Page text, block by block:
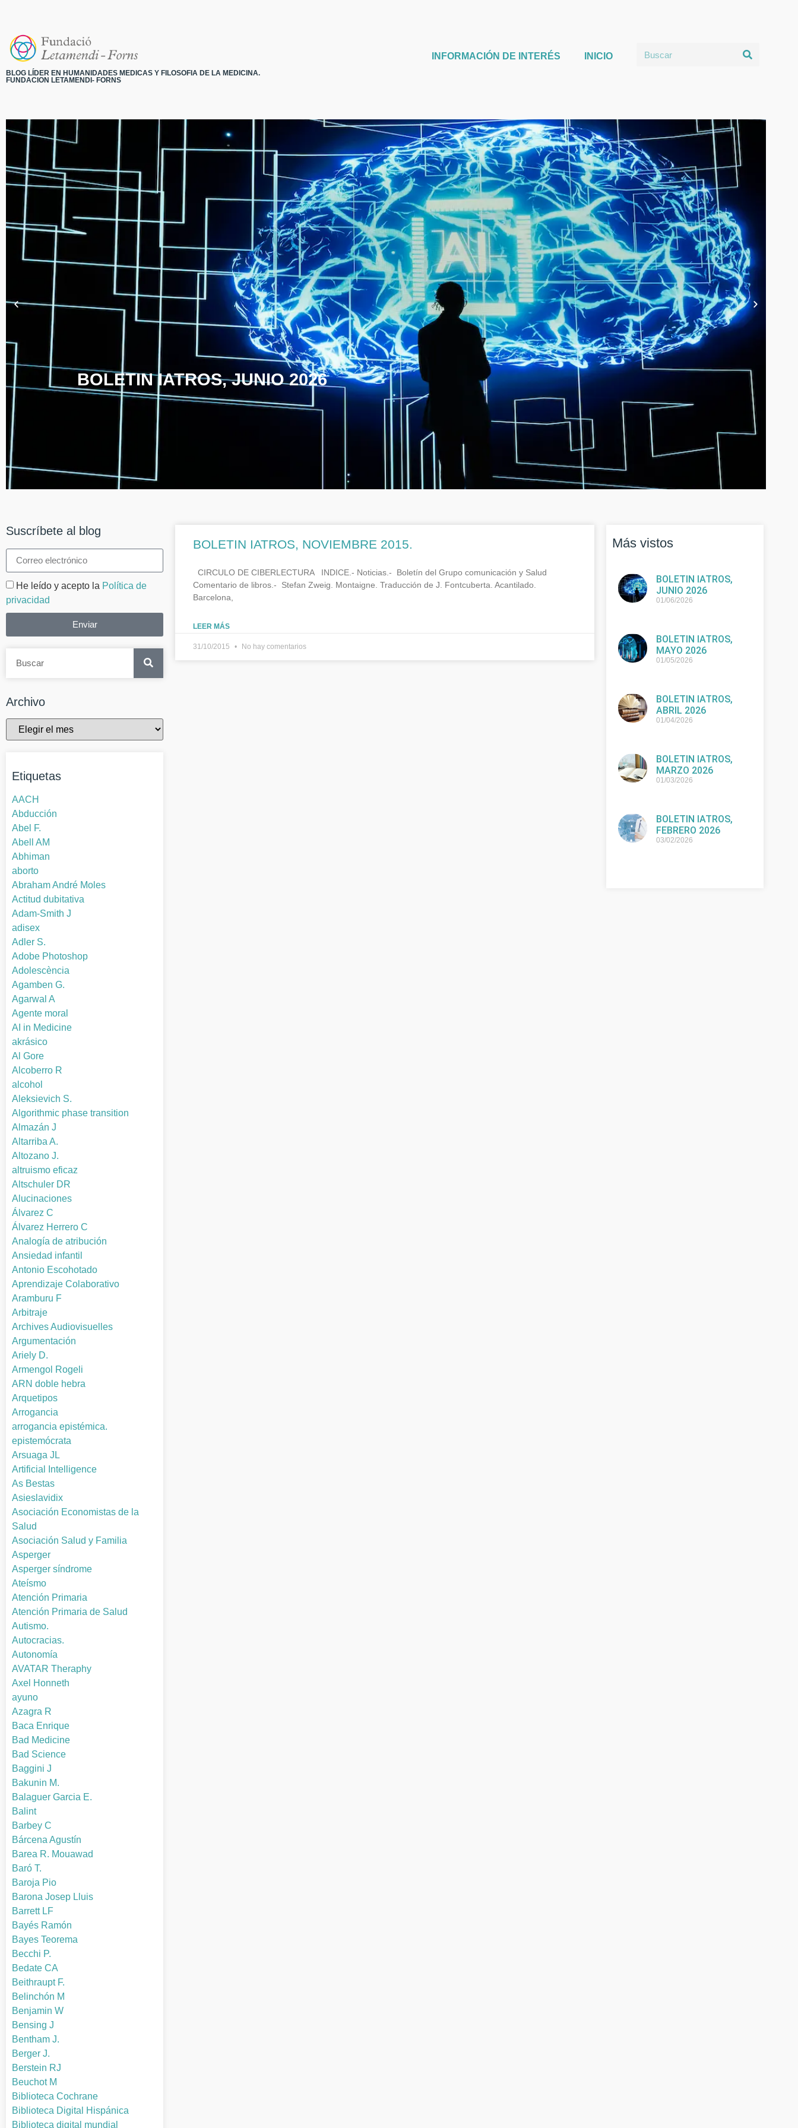
BLOG LÍDER EN HUMANIDADES MEDICAS Y FILOSOFIA DE LA MEDICINA.
FUNDACION LETAMENDI- FORNS
INFORMACIÓN DE INTERÉS INICIO
BOLETIN IATROS, JUNIO 2026
Suscríbete al blog
He leído y acepto la Política de
privacidad
Enviar
Archivo
Etiquetas
AACH
Abducción
Abel F.
Abell AM
Abhiman
aborto
Abraham André Moles
Actitud dubitativa
Adam-Smith J
adisex
Adler S.
Adobe Photoshop
Adolescència
Agamben G.
Agarwal A
Agente moral
AI in Medicine
akrásico
Al Gore
Alcoberro R
alcohol
Aleksievich S.
Algorithmic phase transition
Almazán J
Altarriba A.
Altozano J.
altruismo eficaz
Altschuler DR
Alucinaciones
Álvarez C
Álvarez Herrero C
Analogía de atribución
Ansiedad infantil
Antonio Escohotado
Aprendizaje Colaborativo
Aramburu F
Arbitraje
Archives Audiovisuelles
Argumentación
Ariely D.
Armengol Rogeli
ARN doble hebra
Arquetipos
Arrogancia
arrogancia epistémica.
epistemócrata
Arsuaga JL
Artificial Intelligence
As Bestas
Asieslavidix
Asociación Economistas de la
Salud
Asociación Salud y Familia
Asperger
Asperger síndrome
Ateísmo
Atención Primaria
Atención Primaria de Salud
Autismo.
Autocracias.
Autonomía
AVATAR Theraphy
Axel Honneth
ayuno
Azagra R
Baca Enrique
Bad Medicine
Bad Science
Baggini J
Bakunin M.
Balaguer Garcia E.
Balint
Barbey C
Bárcena Agustín
Barea R. Mouawad
Baró T.
Baroja Pio
Barona Josep Lluis
Barrett LF
Bayés Ramón
Bayes Teorema
Becchi P.
Bedate CA
Beithraupt F.
Belinchón M
Benjamin W
Bensing J
Bentham J.
Berger J.
Berstein RJ
Beuchot M
Biblioteca Cochrane
Biblioteca Digital Hispánica
Biblioteca digital mundial
BOLETIN IATROS, NOVIEMBRE 2015.
CIRCULO DE CIBERLECTURA INDICE.- Noticias.- Boletín del Grupo comunicación y Salud
Comentario de libros.- Stefan Zweig. Montaigne. Traducción de J. Fontcuberta. Acantilado.
Barcelona,
LEER MÁS
31/10/2015 No hay comentarios
Más vistos
BOLETIN IATROS,
JUNIO 2026
01/06/2026
BOLETIN IATROS,
MAYO 2026
01/05/2026
BOLETIN IATROS,
ABRIL 2026
01/04/2026
BOLETIN IATROS,
MARZO 2026
01/03/2026
BOLETIN IATROS,
FEBRERO 2026
03/02/2026